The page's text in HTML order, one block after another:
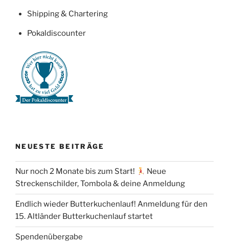
Shipping & Chartering
Pokaldiscounter
NEUESTE BEITRÄGE
Nur noch 2 Monate bis zum Start!
Neue
Streckenschilder, Tombola & deine Anmeldung
Endlich wieder Butterkuchenlauf! Anmeldung für den
15. Altländer Butterkuchenlauf startet
Spendenübergabe